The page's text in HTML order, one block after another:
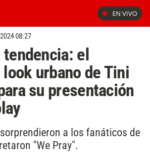
EN VIVO
08:27
el
urbano de Tini
su presentación
a los fanáticos de
"We Pray".